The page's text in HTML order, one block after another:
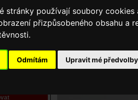
stránky používají soubory
přizpůsobeného obsahu a
Odmítám Upravit mé předvolby
Kontakty Přihlášení Ke
laser
firmy
E-shop JOKR